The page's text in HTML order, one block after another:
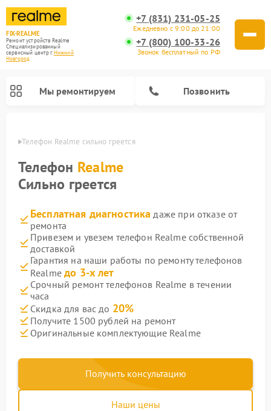
FIX-REALME
Ремонт устройств Realme
Специализированный
cервисный центр г.Нижний
Новгород
+7 (831) 231-05-25
Ежедневно с 9:00 до 21:00
+7 (800) 100-33-26
Звонок бесплатный по РФ
Мы ремонтируем Позвонить
Телефон Realme сильно греется
Телефон Realme
Сильно греется
Бесплатная диагностика даже при отказе от
ремонта
Привезем и увезем телефон Realme собственной
доставкой
Гарантия на наши работы по ремонту телефонов
Realmeдо 3-х лет
Срочный ремонт телефонов Realme в течении
часа
Скидка для вас до 20%
Получите 1500 рублей на ремонт
Оригинальные комплектующие Realme
Получить консультацию
Наши цены